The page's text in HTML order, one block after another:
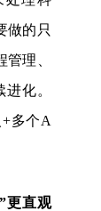
做的只
理、
进化。
+多个A
”更直观